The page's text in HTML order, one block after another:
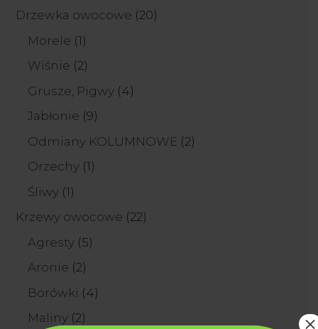
produkty
Drzewka owocowe 2020
Morele 11
produkt
Wiśnie 22
produkty
Grusze, Pigwy 44
Jabłonie 99
produktów
Odmiany KOLUMNOWE 22
Orzechy 11
Śliwy 11
Krzewy owocowe 2222
Agresty 55
Aronie 22
produkty
Borówki 44
Maliny 22
×